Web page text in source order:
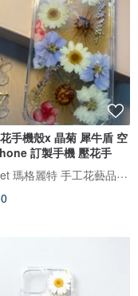
機殼x 晶菊 犀牛盾 空
訂製手機 壓花手
Margaret 瑪格麗特 手工花藝品 ｜押花｜手機殼｜酒精瓶｜婚禮小物